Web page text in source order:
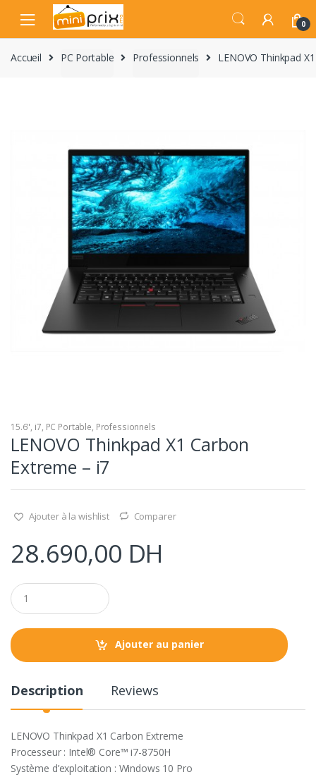
navigation
content
0
Accueil PC Portable Professionnels LENOVO Thinkpad
15.6", i7, PC Portable, Professionnels
LENOVO Thinkpad X1 Carbon
Extreme – i7
Ajouter à la wishlist Comparer
28.690,00 DH
Q
u
a
t
i
Ajouter au panier
Description Reviews
LENOVO Thinkpad X1 Carbon Extreme
Processeur : Intel® Core™ i7-8750H
Système d’exploitation : Windows 10 Pro